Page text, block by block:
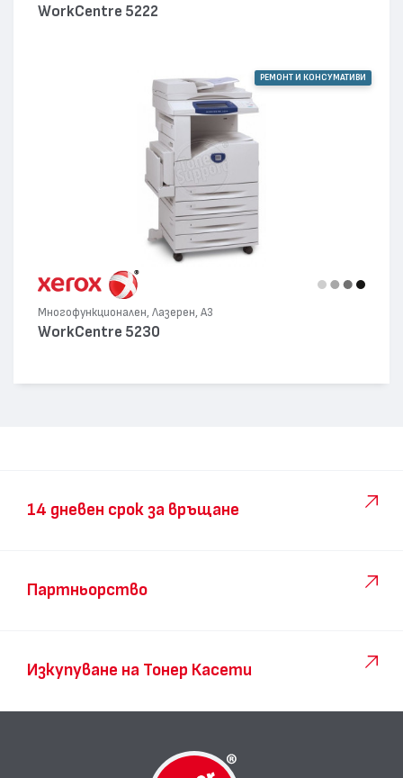
WorkCentre 5222
РЕМОНТ И КОНСУМАТИВИ
Многофункционален, Лазерен, А3
WorkCentre 5230
14 дневен срок за връщане
Партньорство
Изкупуване на Тонер Касети